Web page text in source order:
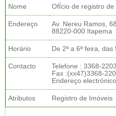
Nome OfÍcio de registro de
Endereço
Av. Nereu Ramos,
88220-000 Itapema
Horário De 2ª a 6ª feira,
Contacto
Telefone : 3368-2203
Fax :(xx47)3368-
Endereço
Atributos Registro de Imóveis